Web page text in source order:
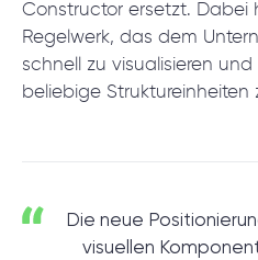
Constructor ersetzt. Dabei
Regelwerk, das dem
schnell zu visualisieren
beliebige Struktureinheiten
Die neue
visuellen